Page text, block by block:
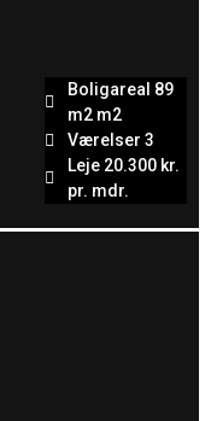
Boligareal 89
m2 m2
Værelser 3
Leje 20.300 kr.
pr. mdr.